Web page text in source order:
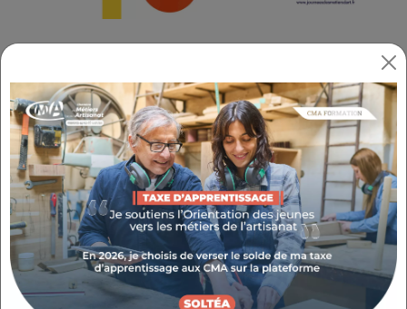
les JEMA ont été créées dans le but d'offrir au
grand public un rendez-vous unique avec les
professionnels des métiers d'art. L'occasion de
découvrir des activités et des ateliers encore
aujourd'hui souvent méconnus.
Ces rencontres prennent la forme de portes
ouvertes d'ateliers et d'établissements de
formation, de manifestations, de rendez-vous
d'exception et surtout de démonstrations…